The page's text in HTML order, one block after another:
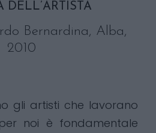
DELL’ARTISTA
Bernardina, Alba,
2010
gli artisti che lavorano
noi è fondamentale